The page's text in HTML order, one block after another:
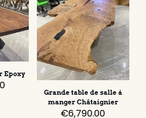
Epoxy
Grande table de salle à
manger Châtaignier
€6,790.00